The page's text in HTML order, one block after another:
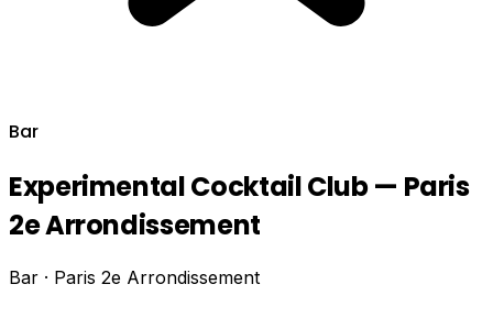
Bar
Experimental Cocktail Club — Paris
2e Arrondissement
Bar · Paris 2e Arrondissement